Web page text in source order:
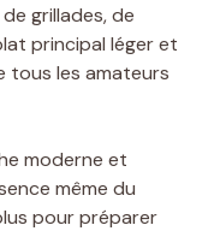
grillades, de
principal léger et
tous les amateurs
moderne et
même du
pour préparer